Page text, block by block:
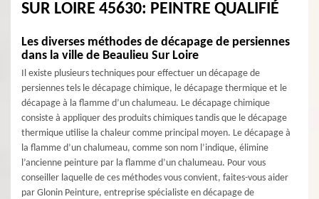
SUR LOIRE 45630: PEINTRE QUALIFIÉ
Les diverses méthodes de décapage de persiennes
dans la ville de Beaulieu Sur Loire
Il existe plusieurs techniques pour effectuer un décapage de
persiennes tels le décapage chimique, le décapage thermique et le
décapage à la flamme d’un chalumeau. Le décapage chimique
consiste à appliquer des produits chimiques tandis que le décapage
thermique utilise la chaleur comme principal moyen. Le décapage à
la flamme d’un chalumeau, comme son nom l’indique, élimine
l’ancienne peinture par la flamme d’un chalumeau. Pour vous
conseiller laquelle de ces méthodes vous convient, faites-vous aider
par Glonin Peinture, entreprise spécialiste en décapage de